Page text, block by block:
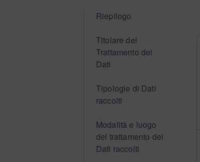
Riepilogo
Titolare del
Trattamento dei
Dati
Tipologie di Dati
raccolti
Modalità e luogo
del trattamento dei
Dati raccolti